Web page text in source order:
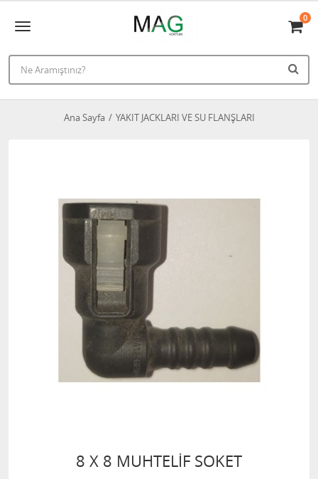
0
Ana Sayfa YAKIT JACKLARI VE SU FLANŞLARI
8 X 8 MUHTELİF SOKET